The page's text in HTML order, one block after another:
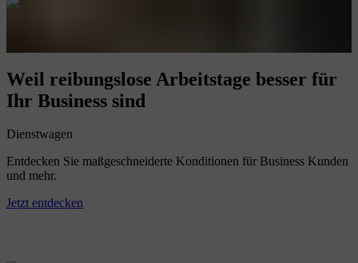
Weil reibungslose Arbeitstage besser für
Ihr Business sind
Dienstwagen
Entdecken Sie maßgeschneiderte Konditionen für Business Kunden
und mehr.
Jetzt entdecken